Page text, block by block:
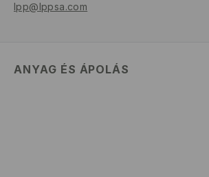
lpp@lppsa.com
ANYAG ÉS ÁPOLÁS